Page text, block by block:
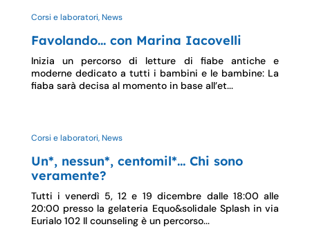
Corsi e laboratori, News
Favolando… con Marina Iacovelli
Inizia un percorso di letture di fiabe antiche e
moderne dedicato a tutti i bambini e le bambine: La
fiaba sarà decisa al momento in base all’et...
Corsi e laboratori, News
Un*, nessun*, centomil*… Chi sono
veramente?
Tutti i venerdì 5, 12 e 19 dicembre dalle 18:00 alle
20:00 presso la gelateria Equo&solidale Splash in via
Eurialo 102 Il counseling è un percorso...